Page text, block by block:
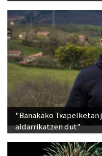
"Banakako
aldarrikatzen dut"